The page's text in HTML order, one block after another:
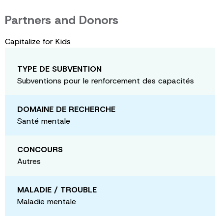
Partners and Donors
Capitalize for Kids
TYPE DE SUBVENTION
Subventions pour le renforcement des capacités
DOMAINE DE RECHERCHE
Santé mentale
CONCOURS
Autres
MALADIE / TROUBLE
Maladie mentale